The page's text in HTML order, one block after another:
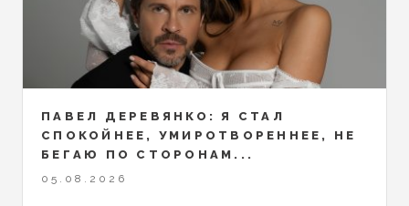
ПАВЕЛ ДЕРЕВЯНКО: Я СТАЛ
СПОКОЙНЕЕ, УМИРОТВОРЕННЕЕ, НЕ
БЕГАЮ ПО СТОРОНАМ...
05.08.2026